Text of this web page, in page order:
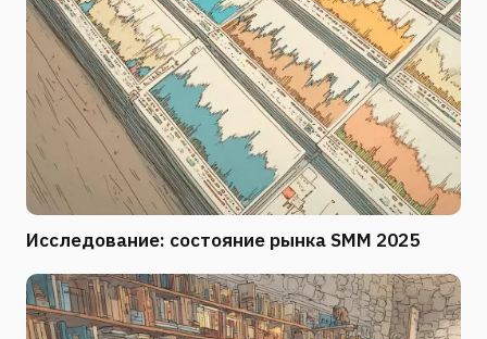
Исследование: состояние рынка SMM 2025